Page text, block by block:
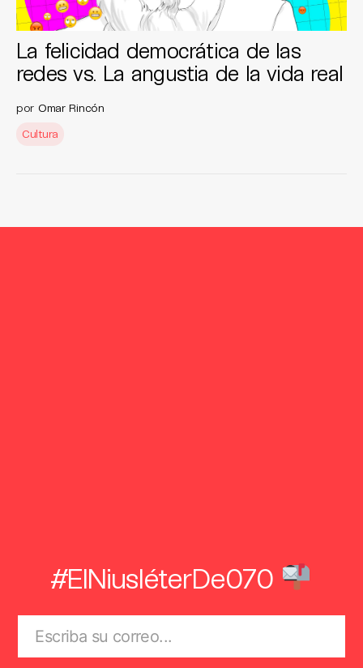
La felicidad democrática de las
redes vs. La angustia de la vida real
por Omar Rincón
Cultura
#ElNiusléterDe070